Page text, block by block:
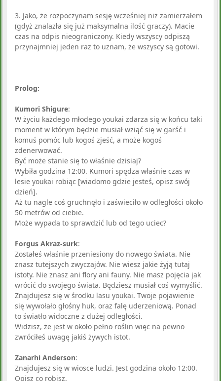
3. Jako, że rozpoczynam sesję wcześniej niż zamierzałem
(gdyż znalazła się już maksymalna ilość graczy). Macie
czas na odpis nieograniczony. Kiedy wszyscy odpiszą
przynajmniej jeden raz to uznam, że wszyscy są gotowi.
Prolog:
Kumori Shigure:
W życiu każdego młodego youkai zdarza się w końcu taki
moment w którym będzie musiał wziąć się w garść i
komuś pomóc lub kogoś zjeść, a może kogoś
zdenerwować.
Być może stanie się to właśnie dzisiaj?
Wybiła godzina 12:00. Kumori spędza właśnie czas w
lesie youkai robiąc [wiadomo gdzie jesteś, opisz swój
dzień].
Aż tu nagle coś gruchnęło i zaświeciło w odległości około
50 metrów od ciebie.
Może wypada to sprawdzić lub od tego uciec?
Forgus Akraz-surk:
Zostałeś właśnie przeniesiony do nowego świata. Nie
znasz tutejszych zwyczajów. Nie wiesz jakie żyją tutaj
istoty. Nie znasz ani flory ani fauny. Nie masz pojęcia jak
wrócić do swojego świata. Będziesz musiał coś wymyślić.
Znajdujesz się w środku lasu youkai. Twoje pojawienie
się wywołało głośny huk, oraz falę uderzeniową. Ponad
to światło widoczne z dużej odległości.
Widzisz, że jest w około pełno roślin więc na pewno
zwróciłeś uwagę jakiś żywych istot.
Zanarhi Anderson:
Znajdujesz się w wiosce ludzi. Jest godzina około 12:00.
Opisz co robisz.